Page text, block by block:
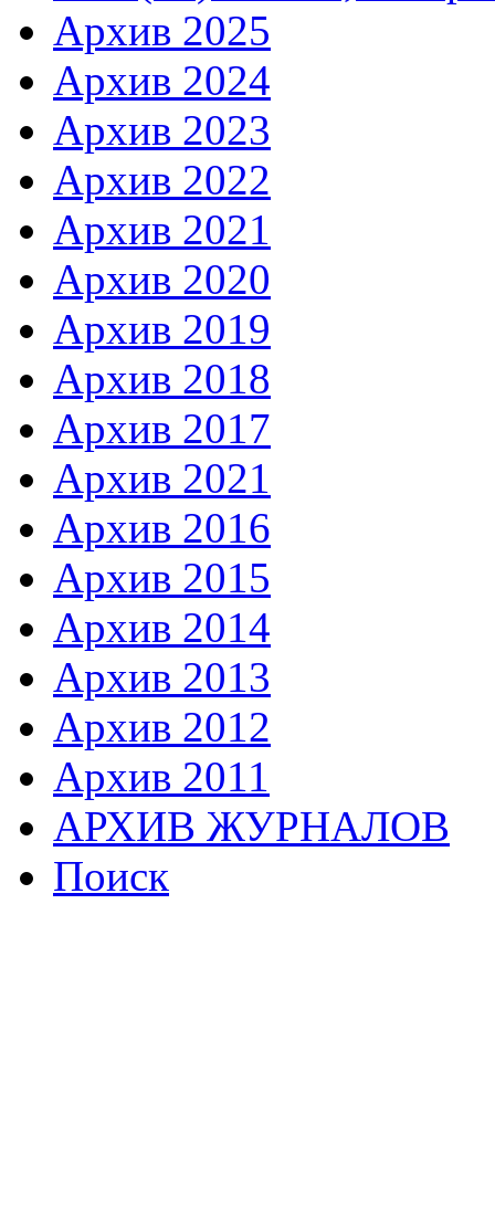
Архив 2025
Архив 2024
Архив 2023
Архив 2022
Архив 2021
Архив 2020
Архив 2019
Архив 2018
Архив 2017
Архив 2021
Архив 2016
Архив 2015
Архив 2014
Архив 2013
Архив 2012
Архив 2011
АРХИВ ЖУРНАЛОВ
Поиск